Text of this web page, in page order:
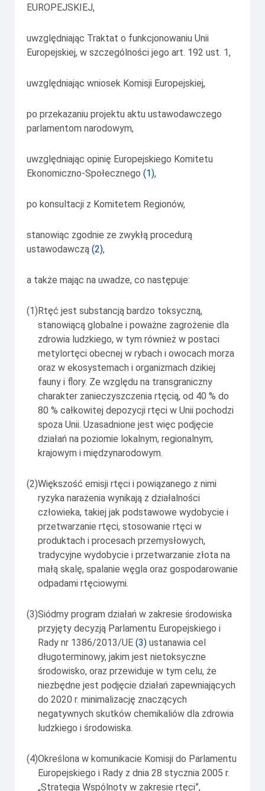
EUROPEJSKIEJ,
uwzględniając Traktat o funkcjonowaniu Unii
Europejskiej, w szczególności jego art. 192 ust. 1,
uwzględniając wniosek Komisji Europejskiej,
po przekazaniu projektu aktu ustawodawczego
parlamentom narodowym,
uwzględniając opinię Europejskiego Komitetu
Ekonomiczno-Społecznego (1),
po konsultacji z Komitetem Regionów,
stanowiąc zgodnie ze zwykłą procedurą
ustawodawczą (2),
a także mając na uwadze, co następuje:
(1) Rtęć jest substancją bardzo toksyczną,
stanowiącą globalne i poważne zagrożenie dla
zdrowia ludzkiego, w tym również w postaci
metylortęci obecnej w rybach i owocach morza
oraz w ekosystemach i organizmach dzikiej
fauny i flory. Ze względu na transgraniczny
charakter zanieczyszczenia rtęcią, od 40 % do
80 % całkowitej depozycji rtęci w Unii pochodzi
spoza Unii. Uzasadnione jest więc podjęcie
działań na poziomie lokalnym, regionalnym,
krajowym i międzynarodowym.
(2)Większość emisji rtęci i powiązanego z nimi
ryzyka narażenia wynikają z działalności
człowieka, takiej jak podstawowe wydobycie i
przetwarzanie rtęci, stosowanie rtęci w
produktach i procesach przemysłowych,
tradycyjne wydobycie i przetwarzanie złota na
małą skalę, spalanie węgla oraz gospodarowanie
odpadami rtęciowymi.
(3)Siódmy program działań w zakresie środowiska
przyjęty decyzją Parlamentu Europejskiego i
Rady nr 1386/2013/UE (3) ustanawia cel
długoterminowy, jakim jest nietoksyczne
środowisko, oraz przewiduje w tym celu, że
niezbędne jest podjęcie działań zapewniających
do 2020 r. minimalizację znaczących
negatywnych skutków chemikaliów dla zdrowia
ludzkiego i środowiska.
(4)Określona w komunikacie Komisji do Parlamentu
Europejskiego i Rady z dnia 28 stycznia 2005 r.
„Strategia Wspólnoty w zakresie rtęci”,